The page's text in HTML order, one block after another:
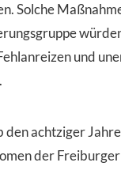
Solche
und
den achtziger
der